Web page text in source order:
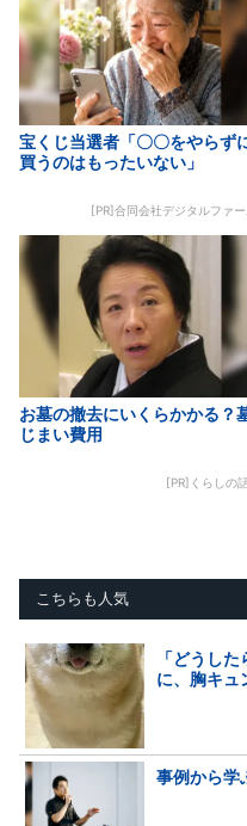
宝くじ当選者「〇〇をやらず
買うのはもったいない」
[PR]合同会社デジタルファー
お墓の撤去にいくらかかる？
じまい費用
[PR]くらしの
こちらも人気
「どうし
に、胸キュ
事例から学